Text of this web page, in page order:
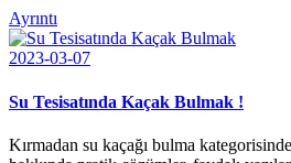
Ayrıntı
2023-03-07
Su Tesisatında Kaçak Bulmak !
Kırmadan su kaçağı bulma